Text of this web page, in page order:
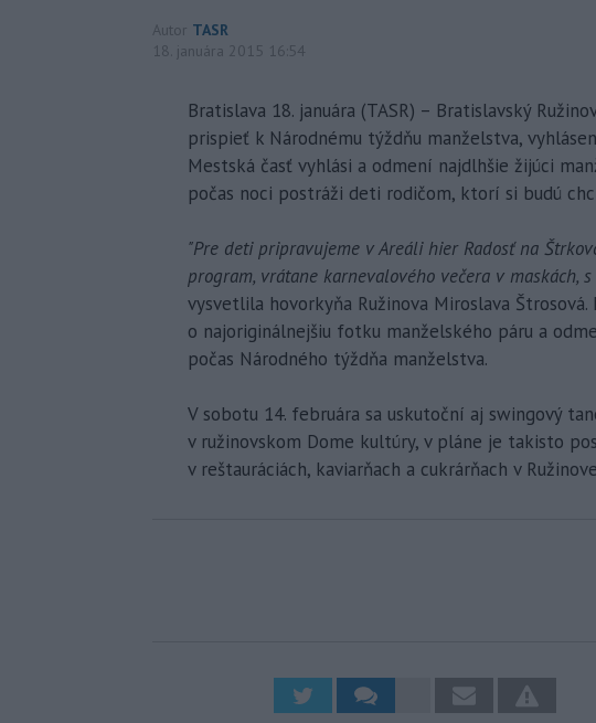
Autor TASR
18. januára 2015 16:54
Bratislava 18. januára (TASR) – Bratislavský
prispieť k Národnému týždňu manželstva,
Mestská časť vyhlási a odmení najdlhšie žijúci
počas noci postráži deti rodičom, ktorí si budú
"Pre deti pripravujeme v Areáli hier Radosť na
program, vrátane karnevalového večera v maskách,
vysvetlila hovorkyňa Ružinova Miroslava
o najoriginálnejšiu fotku manželského páru a
počas Národného týždňa manželstva.
V sobotu 14. februára sa uskutoční aj swingový
v ružinovskom Dome kultúry, v pláne je takisto
v reštauráciách, kaviarňach a cukrárňach v